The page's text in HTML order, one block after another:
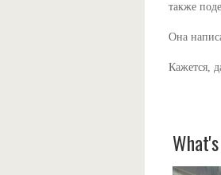
также
Она
Кажется,